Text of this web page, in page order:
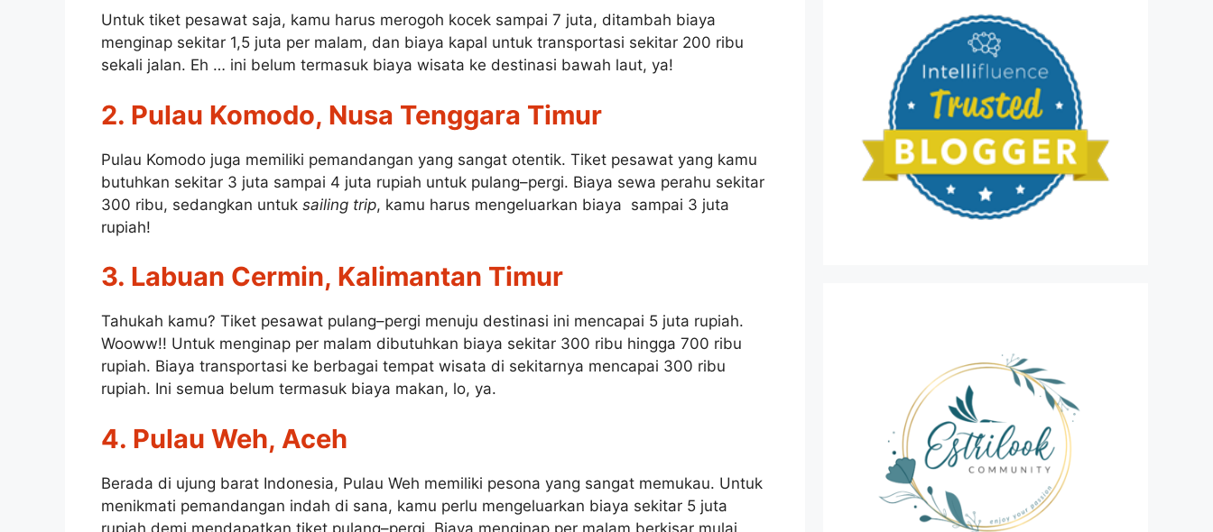
Untuk tiket pesawat saja, kamu harus merogoh kocek sampai 7 juta, ditambah biaya
menginap sekitar 1,5 juta per malam, dan biaya kapal untuk transportasi sekitar 200 ribu
sekali jalan. Eh … ini belum termasuk biaya wisata ke destinasi bawah laut, ya!
2. Pulau Komodo, Nusa Tenggara Timur
Pulau Komodo juga memiliki pemandangan yang sangat otentik. Tiket pesawat yang kamu
butuhkan sekitar 3 juta sampai 4 juta rupiah untuk pulang–pergi. Biaya sewa perahu sekitar
300 ribu, sedangkan untuk sailing trip, kamu harus mengeluarkan biaya sampai 3 juta
rupiah!
3. Labuan Cermin, Kalimantan Timur
Tahukah kamu? Tiket pesawat pulang–pergi menuju destinasi ini mencapai 5 juta rupiah.
Wooww!! Untuk menginap per malam dibutuhkan biaya sekitar 300 ribu hingga 700 ribu
rupiah. Biaya transportasi ke berbagai tempat wisata di sekitarnya mencapai 300 ribu
rupiah. Ini semua belum termasuk biaya makan, lo, ya.
4. Pulau Weh, Aceh
Berada di ujung barat Indonesia, Pulau Weh memiliki pesona yang sangat memukau. Untuk
menikmati pemandangan indah di sana, kamu perlu mengeluarkan biaya sekitar 5 juta
rupiah demi mendapatkan tiket pulang–pergi. Biaya menginap per malam berkisar mulai